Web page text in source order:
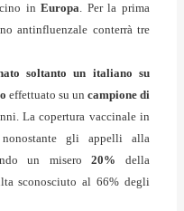
inEuropa. Per la prima
antinfluenzale conterrà tre
soltanto un italiano su
effettuato su un campione di
La copertura vaccinale in
nonostante gli appelli alla
un misero20% della
sconosciuto al 66% degli